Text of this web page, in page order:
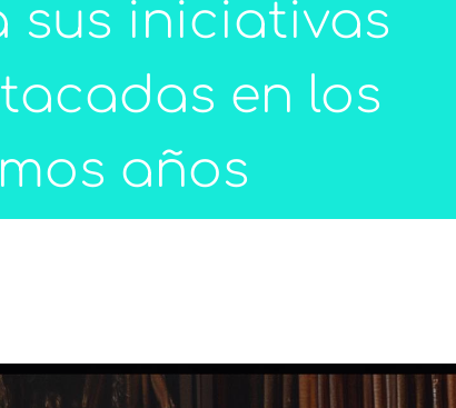
sus iniciativas
en los
años